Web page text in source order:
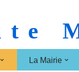
La Mairie